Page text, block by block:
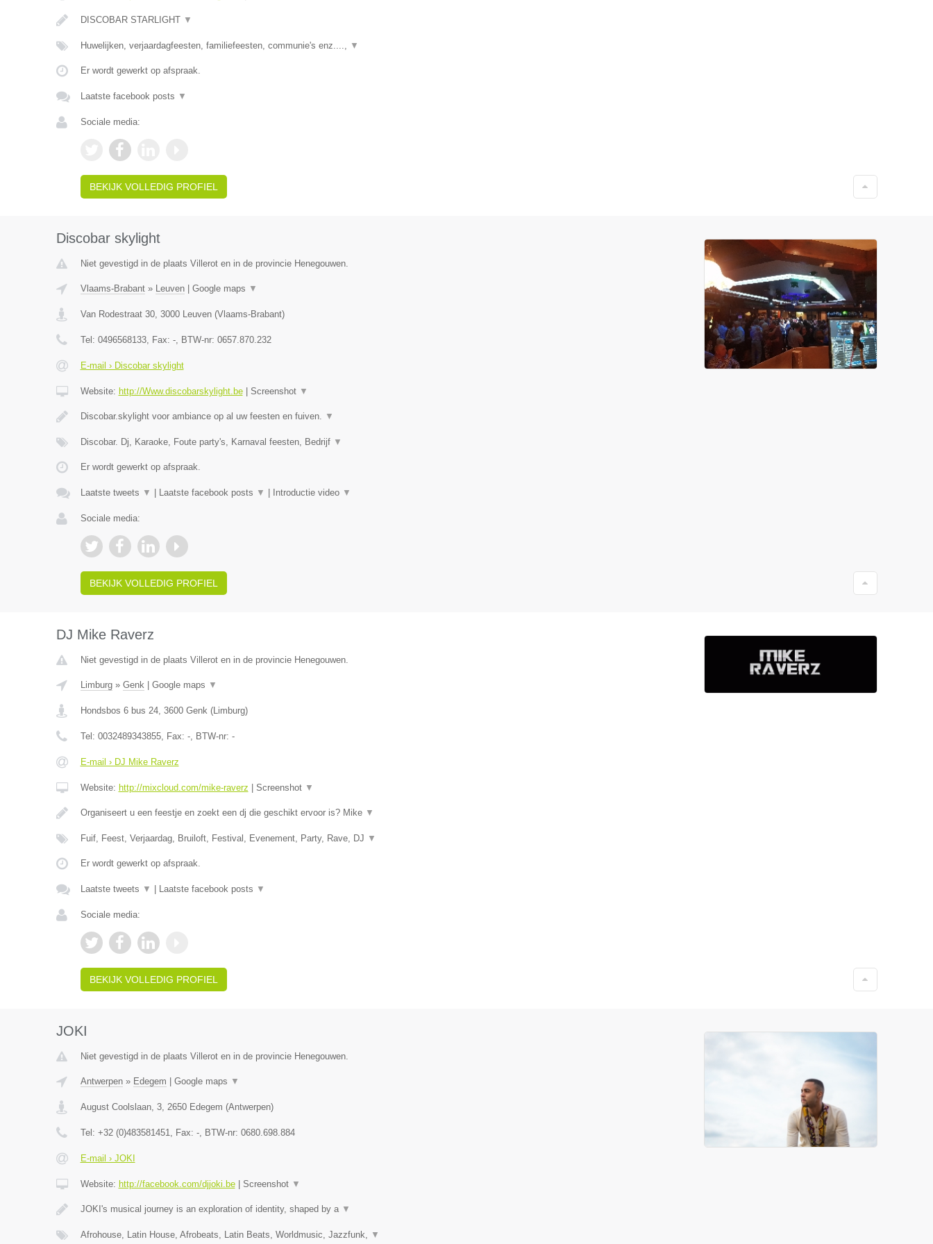
DISCOBAR STARLIGHT ▼
Huwelijken, verjaardagfeesten, familiefeesten, communie's enz...., ▼
Er wordt gewerkt op afspraak.
Laatste facebook posts ▼
Sociale media:
BEKIJK VOLLEDIG PROFIEL
Discobar skylight
Niet gevestigd in de plaats Villerot en in de provincie Henegouwen.
Vlaams-Brabant» Leuven| Google maps ▼
Van Rodestraat 30, 3000 Leuven(Vlaams-Brabant)
Tel: 0496568133, Fax: -, BTW-nr: 0657.870.232
E-mail › Discobar skylight
Website: http://Www.discobarskylight.be| Screenshot ▼
Discobar.skylight voor ambiance op al uw feesten en fuiven. ▼
Discobar. Dj, Karaoke, Foute party's, Karnaval feesten, Bedrijf ▼
Er wordt gewerkt op afspraak.
Laatste tweets ▼ Laatste facebook posts ▼ Introductie video ▼
Sociale media:
BEKIJK VOLLEDIG PROFIEL
DJ Mike Raverz
Niet gevestigd in de plaats Villerot en in de provincie Henegouwen.
Limburg» Genk| Google maps ▼
Hondsbos 6 bus 24, 3600 Genk(Limburg)
Tel: 0032489343855, Fax: -, BTW-nr: -
E-mail › DJ Mike Raverz
Website: http://mixcloud.com/mike-raverz Screenshot ▼
Organiseert u een feestje en zoekt een dj die geschikt ervoor is? Mike ▼
Fuif, Feest, Verjaardag, Bruiloft, Festival, Evenement, Party, Rave, DJ ▼
Er wordt gewerkt op afspraak.
Laatste tweets ▼ Laatste facebook posts ▼
Sociale media:
BEKIJK VOLLEDIG PROFIEL
JOKI
Niet gevestigd in de plaats Villerot en in de provincie Henegouwen.
Antwerpen» Edegem Google maps ▼
August Coolslaan, 3, 2650 Edegem (Antwerpen)
Tel: +32 (0)483581451, Fax: -, BTW-nr: 0680.698.884
E-mail › JOKI
Website: http://facebook.com/djjoki.be| Screenshot ▼
JOKI's musical journey is an exploration of identity, shaped by a ▼
Afrohouse, Latin House, Afrobeats, Latin Beats, Worldmusic, Jazzfunk, ▼